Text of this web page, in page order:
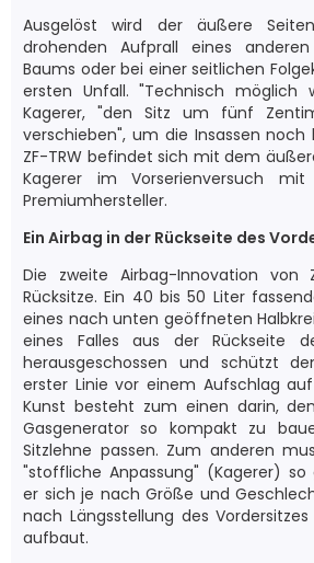
Ausgelöst wird der äußere
drohenden Aufprall eines
Baums oder bei einer seitlichen
ersten Unfall. "Technisch möglich
Kagerer, "den Sitz um fünf
verschieben", um die Insassen noch
ZF-TRW befindet sich mit dem
Kagerer im Vorserienversuch
Premiumhersteller.
Ein Airbag in der Rückseite des
Die zweite Airbag-Innovation von
Rücksitze. Ein 40 bis 50 Liter
eines nach unten geöffneten
eines Falles aus der Rückseite
herausgeschossen und schützt
erster Linie vor einem Aufschlag
Kunst besteht zum einen darin,
Gasgenerator so kompakt zu
Sitzlehne passen. Zum anderen
"stoffliche Anpassung" (Kagerer)
er sich je nach Größe und
nach Längsstellung des
aufbaut.